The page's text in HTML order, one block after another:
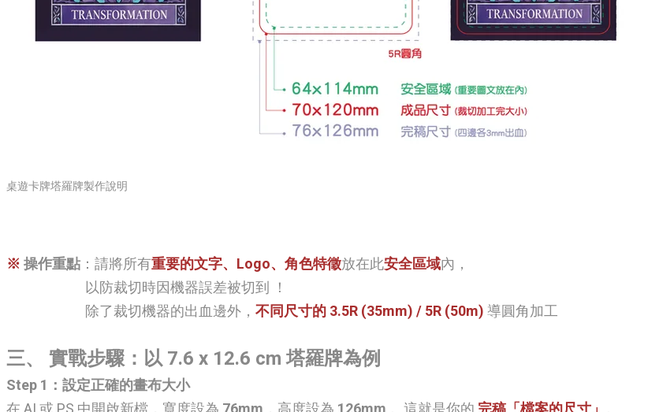
桌遊卡牌塔羅牌製作說明
※ 操作重點 ：請將所有重要的文字、Logo、角色特徵放在此安全區域內，
以防裁切時因機器誤差被切到 ！
除了裁切機器的出血邊外， 不同尺寸的 3.5R (35mm) / 5R (50m) 導圓角加工
三、 實戰步驟：以 7.6 x 12.6 cm 塔羅牌為例
Step 1：設定正確的畫布大小
在 AI 或 PS 中開啟新檔，寬度設為 76mm ，高度設為 126mm 。這就是你的 完稿 「檔案的尺寸」 。